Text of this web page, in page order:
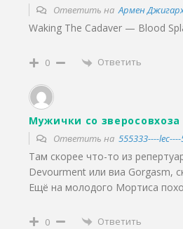
Ответить наАрмен
Waking The Cadaver — Blood
0 Ответить
Мужички со зверосовхоза
Ответить на 555333----
Там скорее что-то из
Devourment или виа Gorgasm,
Ещё на молодого Мортиса
0 Ответить